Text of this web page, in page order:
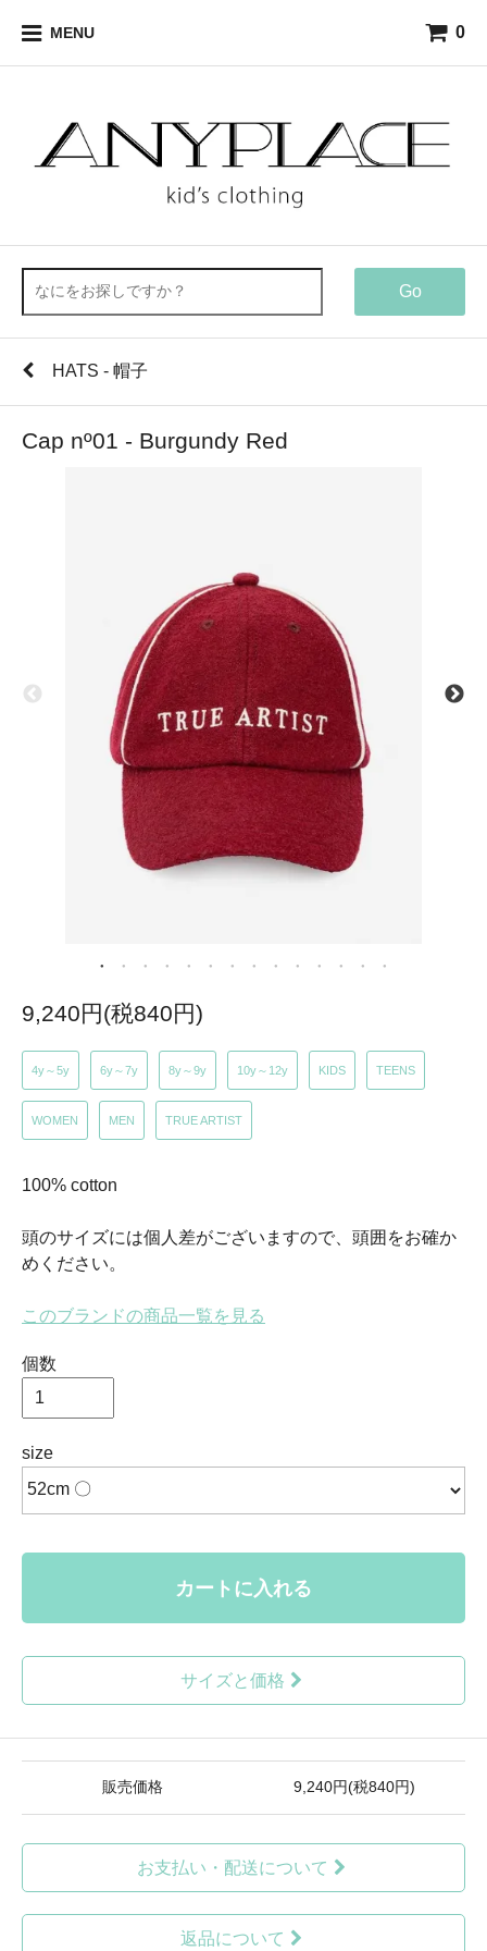
MENU 0
Go
HATS - 帽子
Cap nº01 - Burgundy Red
9,240円(税840円)
4y～5y 6y～7y 8y～9y 10y～12y KIDS TEENS
WOMEN MEN TRUE ARTIST
100% cotton
頭のサイズには個人差がございますので、頭囲をお確か
めください。
このブランドの商品一覧を見る
個数
size
カートに入れる
サイズと価格
販売価格 9,240円(税840円)
お支払い・配送について
返品について